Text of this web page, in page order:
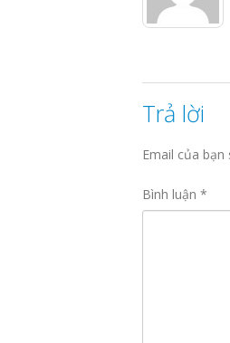
Trả lời
Email của
Bình luận *